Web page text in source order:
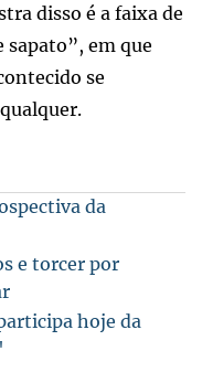
disso é a faixa de
sapato”, em que
se
da
e torcer por
hoje da